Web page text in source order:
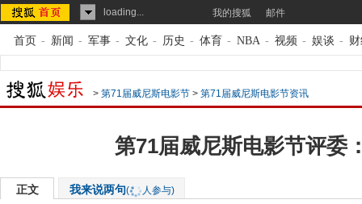
loading... 我的搜狐 邮件
首页 - 新闻 - 军事 - 文化 - 历史 - 体育 - NBA - 视频 - 娱谈 -
> 第71届威尼斯电影节 > 第71届威尼斯电影节资讯
第71届威尼斯电影节评委
正文 我来说两句( 人参与)